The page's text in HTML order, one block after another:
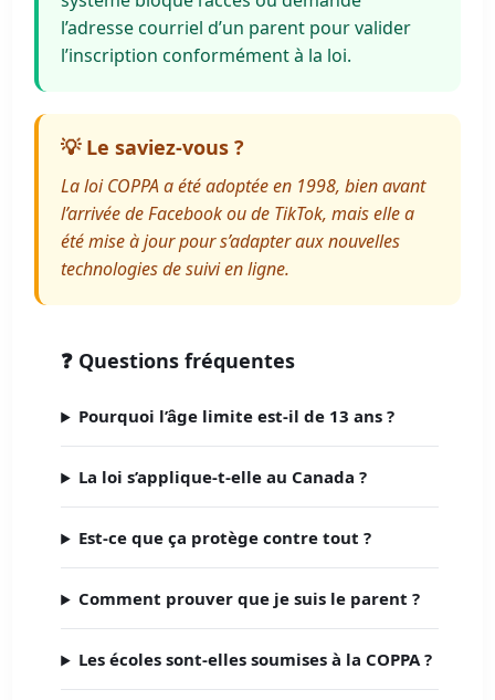
l’adresse courriel d’un parent pour valider
l’inscription conformément à la loi.
💡 Le saviez-vous ?
La loi COPPA a été adoptée en 1998, bien avant
l’arrivée de Facebook ou de TikTok, mais elle a
été mise à jour pour s’adapter aux nouvelles
technologies de suivi en ligne.
❓ Questions fréquentes
Pourquoi l’âge limite est-il de 13 ans ?
La loi s’applique-t-elle au Canada ?
Est-ce que ça protège contre tout ?
Comment prouver que je suis le parent ?
Les écoles sont-elles soumises à la COPPA ?